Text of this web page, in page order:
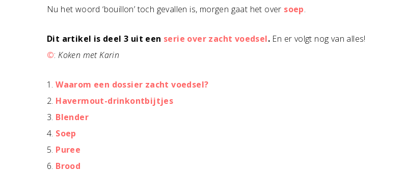
Nu het woord ‘bouillon’ toch gevallen is, morgen gaat het over soep.
Dit artikel is deel 3 uit een serie over zacht voedsel. En er volgt nog van alles!
©:Koken met Karin
1.Waarom een dossier zacht voedsel?
2. Havermout-drinkontbijtjes
3. Blender
4. Soep
5. Puree
6. Brood